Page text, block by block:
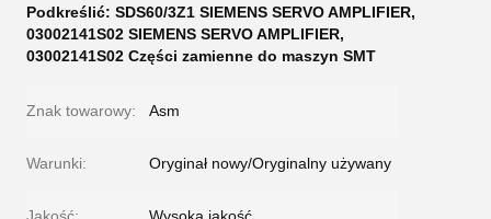
Podkreślić: SDS60/3Z1 SIEMENS SERVO AMPLIFIER,
03002141S02 SIEMENS SERVO AMPLIFIER,
03002141S02 Części zamienne do maszyn SMT
Znak towarowy: Asm
Warunki: Oryginał nowy/Oryginalny używany